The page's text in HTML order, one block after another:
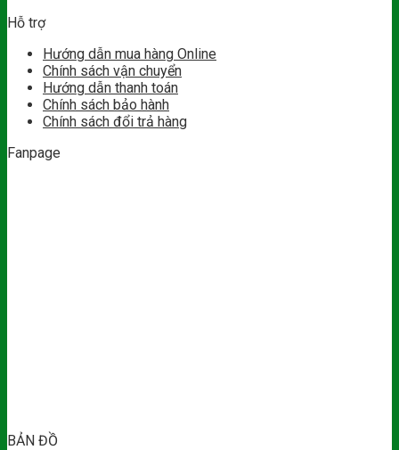
Hỗ trợ
Hướng dẫn mua hàng Online
Chính sách vận chuyển
Hướng dẫn thanh toán
Chính sách bảo hành
Chính sách đổi trả hàng
Fanpage
BẢN ĐỒ